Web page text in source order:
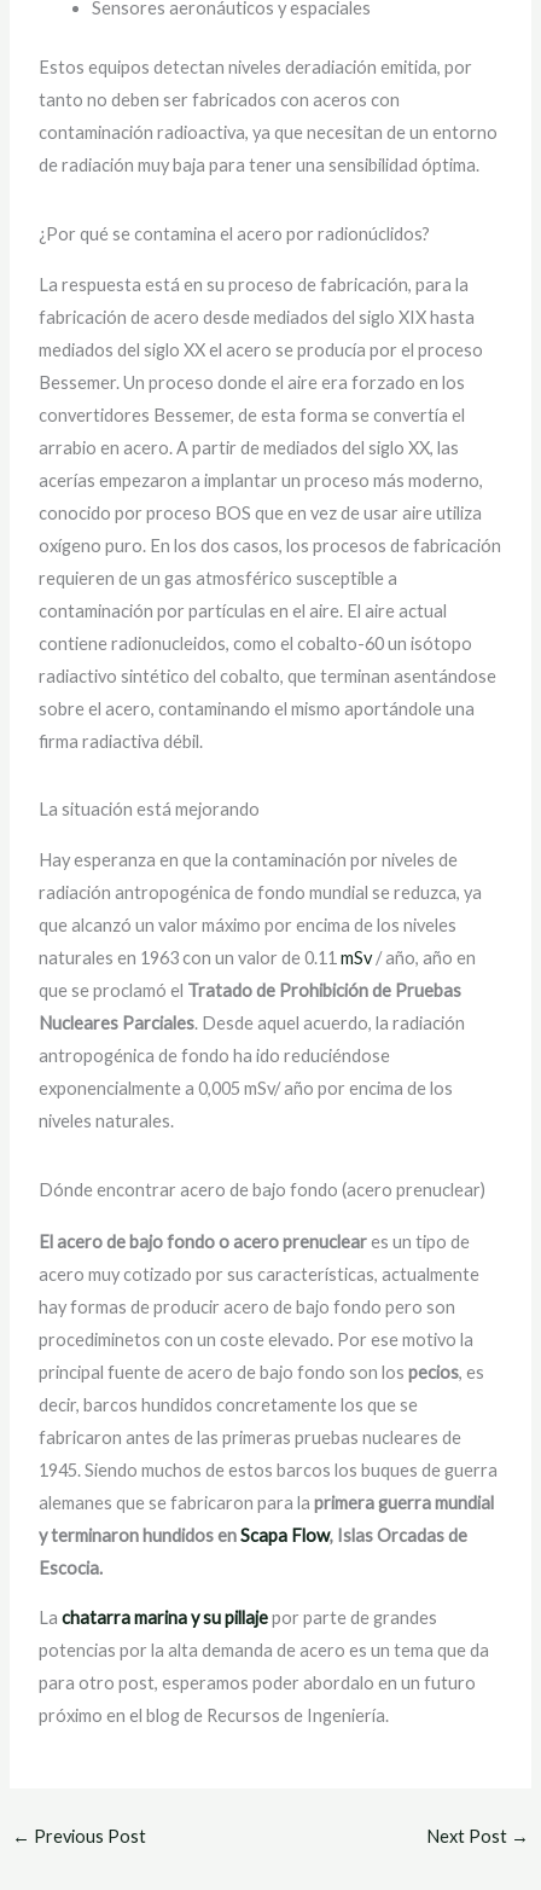
Sensores aeronáuticos y espaciales
Estos equipos detectan niveles deradiación emitida, por
tanto no deben ser fabricados con aceros con
contaminación radioactiva, ya que necesitan de un entorno
de radiación muy baja para tener una sensibilidad óptima.
¿Por qué se contamina el acero por radionúclidos?
La respuesta está en su proceso de fabricación, para la
fabricación de acero desde mediados del siglo XIX hasta
mediados del siglo XX el acero se producía por el proceso
Bessemer. Un proceso donde el aire era forzado en los
convertidores Bessemer, de esta forma se convertía el
arrabio en acero. A partir de mediados del siglo XX, las
acerías empezaron a implantar un proceso más moderno,
conocido por proceso BOS que en vez de usar aire utiliza
oxígeno puro. En los dos casos, los procesos de fabricación
requieren de un gas atmosférico susceptible a
contaminación por partículas en el aire. El aire actual
contiene radionucleidos, como el cobalto-60 un isótopo
radiactivo sintético del cobalto, que terminan asentándose
sobre el acero, contaminando el mismo aportándole una
firma radiactiva débil.
La situación está mejorando
Hay esperanza en que la contaminación por niveles de
radiación antropogénica de fondo mundial se reduzca, ya
que alcanzó un valor máximo por encima de los niveles
naturales en 1963 con un valor de 0.11mSv/ año, año en
que se proclamó el Tratado de Prohibición de Pruebas
Nucleares Parciales. Desde aquel acuerdo, la radiación
antropogénica de fondo ha ido reduciéndose
exponencialmente a 0,005 mSv/ año por encima de los
niveles naturales.
Dónde encontrar acero de bajo fondo (acero prenuclear)
El acero de bajo fondo o acero prenucleares un tipo de
acero muy cotizado por sus características, actualmente
hay formas de producir acero de bajo fondo pero son
procediminetos con un coste elevado. Por ese motivo la
principal fuente de acero de bajo fondo son lospecios, es
decir, barcos hundidos concretamente los que se
fabricaron antes de las primeras pruebas nucleares de
1945. Siendo muchos de estos barcos los buques de guerra
alemanes que se fabricaron para laprimera guerra mundial
y terminaron hundidos enScapa Flow, Islas Orcadas de
Escocia.
Lachatarra marina y su pillajepor parte de grandes
potencias por la alta demanda de acero es un tema que da
para otro post, esperamos poder abordalo en un futuro
próximo en el blog de Recursos de Ingeniería.
← Previous Post Next Post →